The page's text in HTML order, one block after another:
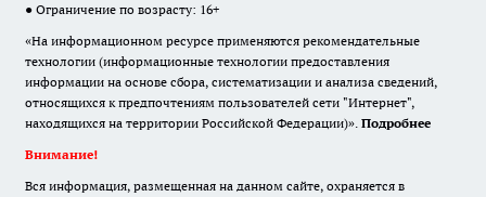
● Ограничение по возрасту: 16+
«На информационном ресурсе применяются рекомендательные
технологии (информационные технологии предоставления
информации на основе сбора, систематизации и анализа сведений,
относящихся к предпочтениям пользователей сети "Интернет",
находящихся на территории Российской Федерации)». Подробнее
Внимание!
Вся информация, размещенная на данном сайте, охраняется в